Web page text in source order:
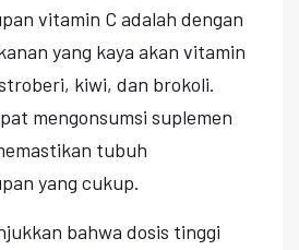
vitamin C adalah dengan
yang kaya akan vitamin
kiwi, dan brokoli.
mengonsumsi suplemen
tubuh
yang cukup.
bahwa dosis tinggi